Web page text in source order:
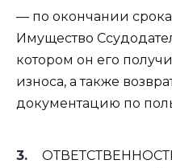
— по окончании срока
Имущество
котором он его
износа, а также
документацию по